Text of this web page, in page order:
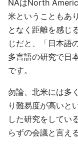
NAはNorth
米ということもあ
となく距離を感じ
じだと、「日本語
多言語の研究で日
です。
勿論、北米には多
り難易度が高いと
した研究をしてい
らずの会議と言え